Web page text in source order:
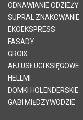
ODNAWIANIE ODZIEŻY
SUPRAL ZNAKOWANIE
EKOEKSPRESS
FASADY
GROIX
AFJ USŁUGI KSIĘGOWE
HELLMI
DOMKI HOLENDERSKIE
GABI MIĘDZYWODZIE